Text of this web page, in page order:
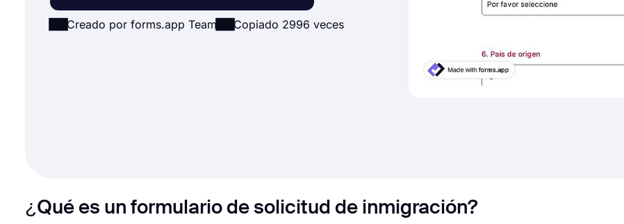
Creado por forms.app Team Copiado 2996 veces
¿Qué es un formulario de solicitud de inmigración?